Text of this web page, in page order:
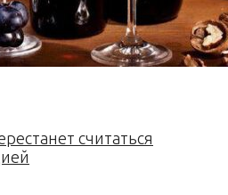
считаться